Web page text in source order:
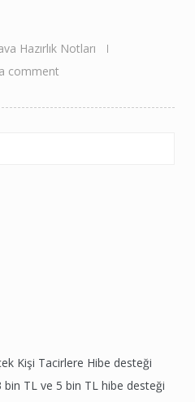
Hazırlık Notları
comment
Kişi Tacirlere Hibe desteği
bin TL ve 5 bin TL hibe desteği